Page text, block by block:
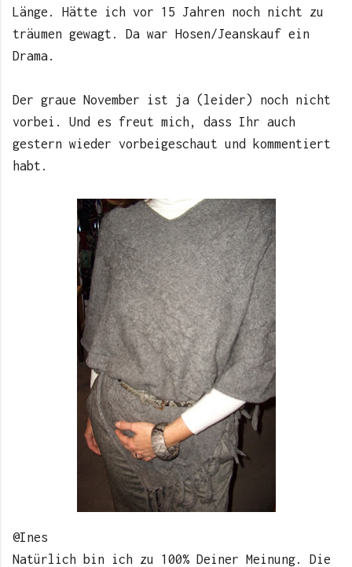
Länge. Hätte ich vor 15 Jahren noch nicht zu
träumen gewagt. Da war Hosen/Jeanskauf ein
Drama.
Der graue November ist ja (leider) noch nicht
vorbei. Und es freut mich, dass Ihr auch
gestern wieder vorbeigeschaut und kommentiert
habt.
@Ines
Natürlich bin ich zu 100% Deiner Meinung. Die